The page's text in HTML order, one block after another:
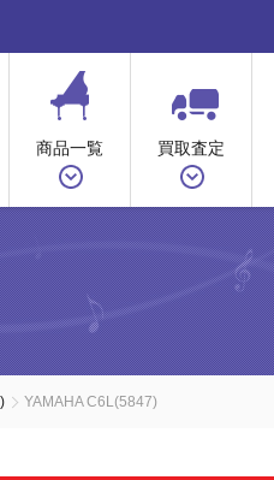
商品一覧 買取査定
YAMAHA C6L(5847)